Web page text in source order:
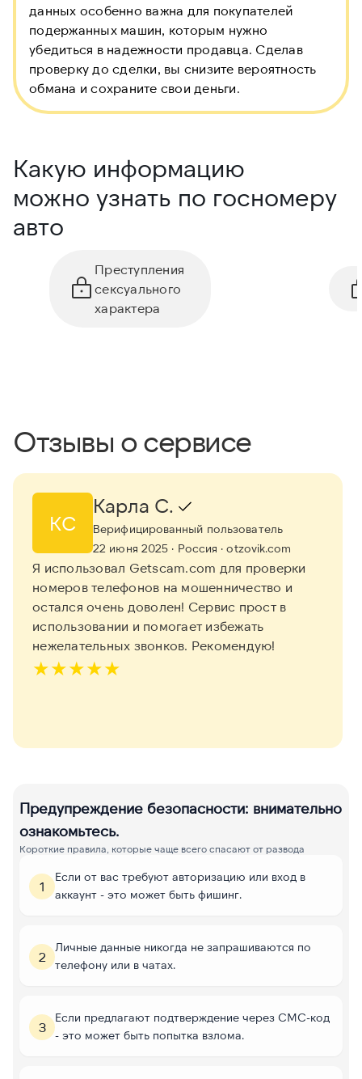
данных особенно важна для покупателей
подержанных машин, которым нужно
убедиться в надежности продавца. Сделав
проверку до сделки, вы снизите вероятность
обмана и сохраните свои деньги.
Какую информацию
можно узнать по госномеру
авто
Преступления
сексуального
характера
Отзывы о сервисе
КС
Карла С.
Верифицированный пользователь
22 июня 2025 · Россия · otzovik.com
Я использовал Getscam.com для проверки
номеров телефонов на мошенничество и
остался очень доволен! Сервис прост в
использовании и помогает избежать
нежелательных звонков. Рекомендую!
★★★★★
Предупреждение безопасности: внимательно
ознакомьтесь.
Короткие правила, которые чаще всего спасают от развода
1
Если от вас требуют авторизацию или вход в
аккаунт - это может быть фишинг.
2
Личные данные никогда не запрашиваются по
телефону или в чатах.
3
Если предлагают подтверждение через СМС-код
- это может быть попытка взлома.